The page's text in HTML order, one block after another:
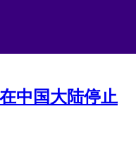
中国大陆停止